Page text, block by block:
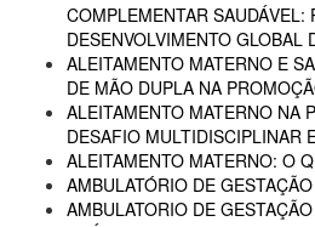
COMPLEMENTAR SAUDÁVEL:
DESENVOLVIMENTO GLOBAL
ALEITAMENTO MATERNO E
DE MÃO DUPLA NA
ALEITAMENTO MATERNO NA
DESAFIO MULTIDISCIPLINAR
ALEITAMENTO MATERNO: O
AMBULATÓRIO DE
AMBULATORIO DE